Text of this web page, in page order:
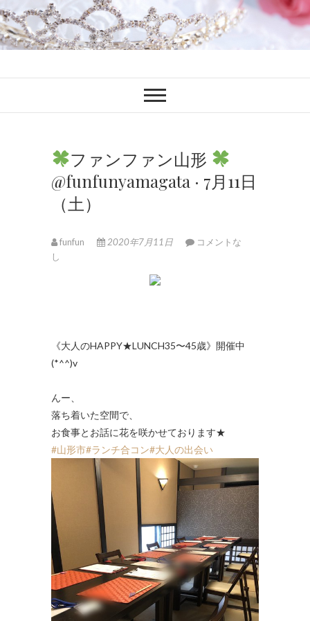
ファンブロ
ファンファン山形
@funfunyamagata · 7月11日
（土）
funfun 2020年7月11日
コメントな
し
《大人のHAPPY★LUNCH35〜45歳》開催中
(*^^)v
んー、
落ち着いた空間で、
お食事とお話に花を咲かせております★
#山形市#ランチ合コン#大人の出会い